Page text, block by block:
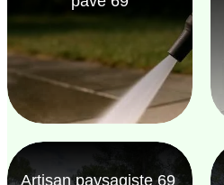
Artisan paysagiste 69